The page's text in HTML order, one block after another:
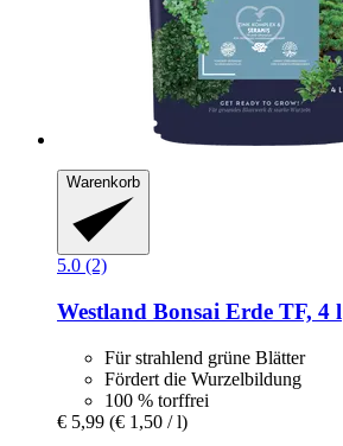
Warenkorb
5.0 (2)
Westland Bonsai Erde TF, 4 l
Für strahlend grüne Blätter
Fördert die Wurzelbildung
100 % torffrei
€ 5,99 (€ 1,50 / l)